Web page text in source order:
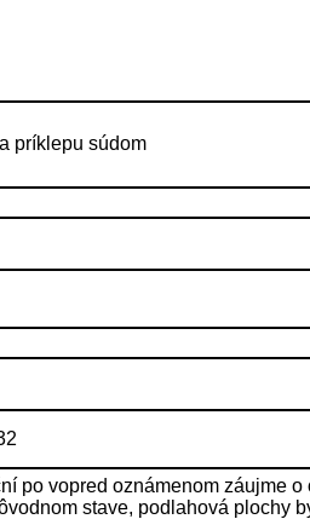
príklepu súdom
po vopred oznámenom záujme
stave, podlahová plochy